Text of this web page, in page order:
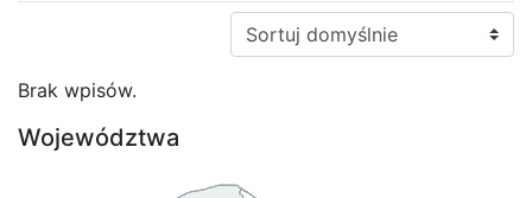
Sortuj:
Brak wpisów.
Województwa